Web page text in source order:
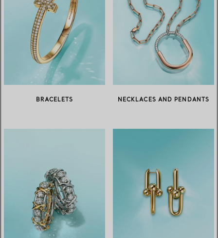
BRACELETS NECKLACES AND PENDANTS